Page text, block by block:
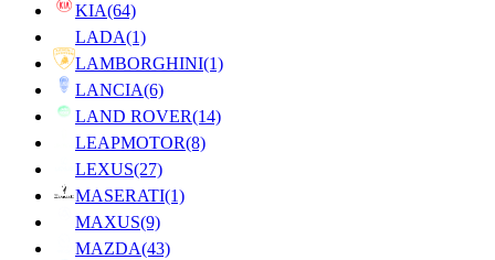
KIA(64)
LADA(1)
LAMBORGHINI(1)
LANCIA(6)
LAND ROVER(14)
LEAPMOTOR(8)
LEXUS(27)
MASERATI(1)
MAXUS(9)
MAZDA(43)